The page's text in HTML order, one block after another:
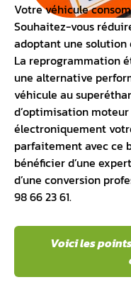
Votre véhicule
Souhaitez-vous
adoptant une solution
La reprogrammation
une alternative
véhicule au
d’optimisation
électroniquement
parfaitement avec ce
bénéficier d’une
d’une conversion
98 66 23 61.
Voici les